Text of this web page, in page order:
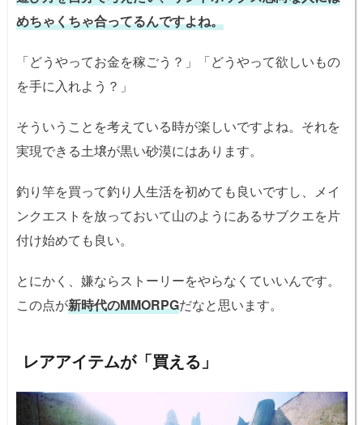
めちゃくちゃ合ってるんですよね。
「どうやってお金を稼ごう？」「どうやって欲しいもの
を手に入れよう？」
そういうことを考えている時が楽しいですよね。それを
実現できる土壌が黒い砂漠にはあります。
釣り竿を買って釣り人生活を初めても良いですし、メイ
ンクエストを放っておいて山のようにあるサブクエを片
付け始めても良い。
とにかく、嫌ならストーリーをやらなくていいんです。
この点が新時代のMMORPGだなと思います。
レアアイテムが「買える」